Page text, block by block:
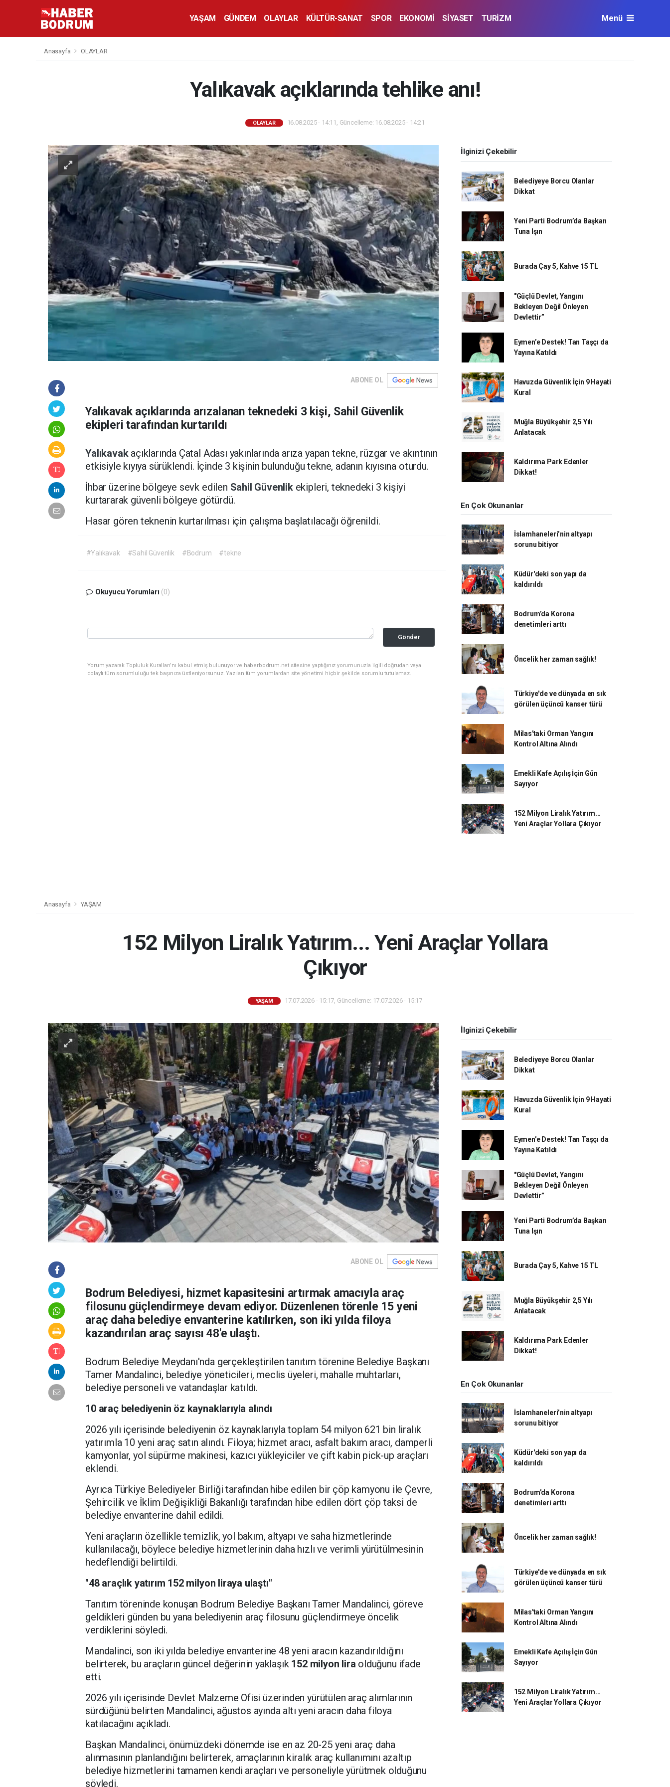
YAŞAM GÜNDEM OLAYLAR KÜLTÜR-SANAT SPOR EKONOMİ SİYASET TURİZM Menü
Anasayfa OLAYLAR
Yalıkavak açıklarında tehlike anı!
OLAYLAR 16.08.2025 - 14:11, Güncelleme: 16.08.2025 - 14:21
ABONE OL
Yalıkavak açıklarında arızalanan teknedeki 3 kişi, Sahil Güvenlik
ekipleri tarafından kurtarıldı
Yalıkavak açıklarında Çatal Adası yakınlarında arıza yapan tekne, rüzgar ve akıntının
etkisiyle kıyıya sürüklendi. İçinde 3 kişinin bulunduğu tekne, adanın kıyısına oturdu.
İhbar üzerine bölgeye sevk edilen Sahil Güvenlik ekipleri, teknedeki 3 kişiyi
kurtararak güvenli bölgeye götürdü.
Hasar gören teknenin kurtarılması için çalışma başlatılacağı öğrenildi.
#Yalıkavak #Sahil Güvenlik #Bodrum #tekne
Okuyucu Yorumları (0)
Gönder
Yorum yazarak Topluluk Kuralları’nı kabul etmiş bulunuyor ve haberbodrum.net sitesine yaptığınız yorumunuzla ilgili doğrudan veya
dolaylı tüm sorumluluğu tek başınıza üstleniyorsunuz. Yazılan tüm yorumlardan site yönetimi hiçbir şekilde sorumlu tutulamaz.
İlginizi Çekebilir
Belediyeye Borcu Olanlar
Dikkat
Yeni Parti Bodrum’da Başkan
Tuna Işın
Burada Çay 5, Kahve 15 TL
"Güçlü Devlet, Yangını
Bekleyen Değil Önleyen
Devlettir”
Eymen’e Destek! Tan Taşçı da
Yayına Katıldı
Havuzda Güvenlik İçin 9 Hayati
Kural
Muğla Büyükşehir 2,5 Yılı
Anlatacak
Kaldırıma Park Edenler
Dikkat!
En Çok Okunanlar
İslamhaneleri’nin altyapı
sorunu bitiyor
Küdür'deki son yapı da
kaldırıldı
Bodrum’da Korona
denetimleri arttı
Öncelik her zaman sağlık!
Türkiye'de ve dünyada en sık
görülen üçüncü kanser türü
Milas'taki Orman Yangını
Kontrol Altına Alındı
Emekli Kafe Açılış İçin Gün
Sayıyor
152 Milyon Liralık Yatırım...
Yeni Araçlar Yollara Çıkıyor
Anasayfa YAŞAM
152 Milyon Liralık Yatırım... Yeni Araçlar Yollara
Çıkıyor
YAŞAM 17.07.2026 - 15:17, Güncelleme: 17.07.2026 - 15:17
ABONE OL
Bodrum Belediyesi, hizmet kapasitesini artırmak amacıyla araç
filosunu güçlendirmeye devam ediyor. Düzenlenen törenle 15 yeni
araç daha belediye envanterine katılırken, son iki yılda filoya
kazandırılan araç sayısı 48'e ulaştı.
Bodrum Belediye Meydanı'nda gerçekleştirilen tanıtım törenine Belediye Başkanı
Tamer Mandalinci, belediye yöneticileri, meclis üyeleri, mahalle muhtarları,
belediye personeli ve vatandaşlar katıldı.
10 araç belediyenin öz kaynaklarıyla alındı
2026 yılı içerisinde belediyenin öz kaynaklarıyla toplam 54 milyon 621 bin liralık
yatırımla 10 yeni araç satın alındı. Filoya; hizmet aracı, asfalt bakım aracı, damperli
kamyonlar, yol süpürme makinesi, kazıcı yükleyiciler ve çift kabin pick-up araçları
eklendi.
Ayrıca Türkiye Belediyeler Birliği tarafından hibe edilen bir çöp kamyonu ile Çevre,
Şehircilik ve İklim Değişikliği Bakanlığı tarafından hibe edilen dört çöp taksi de
belediye envanterine dahil edildi.
Yeni araçların özellikle temizlik, yol bakım, altyapı ve saha hizmetlerinde
kullanılacağı, böylece belediye hizmetlerinin daha hızlı ve verimli yürütülmesinin
hedeflendiği belirtildi.
"48 araçlık yatırım 152 milyon liraya ulaştı"
Tanıtım töreninde konuşan Bodrum Belediye Başkanı Tamer Mandalinci, göreve
geldikleri günden bu yana belediyenin araç filosunu güçlendirmeye öncelik
verdiklerini söyledi.
Mandalinci, son iki yılda belediye envanterine 48 yeni aracın kazandırıldığını
belirterek, bu araçların güncel değerinin yaklaşık 152 milyon lira olduğunu ifade
etti.
2026 yılı içerisinde Devlet Malzeme Ofisi üzerinden yürütülen araç alımlarının
sürdüğünü belirten Mandalinci, ağustos ayında altı yeni aracın daha filoya
katılacağını açıkladı.
Başkan Mandalinci, önümüzdeki dönemde ise en az 20-25 yeni araç daha
alınmasının planlandığını belirterek, amaçlarının kiralık araç kullanımını azaltıp
belediye hizmetlerini tamamen kendi araçları ve personeliyle yürütmek olduğunu
söyledi.
İlginizi Çekebilir
Belediyeye Borcu Olanlar
Dikkat
Havuzda Güvenlik İçin 9 Hayati
Kural
Eymen’e Destek! Tan Taşçı da
Yayına Katıldı
"Güçlü Devlet, Yangını
Bekleyen Değil Önleyen
Devlettir”
Yeni Parti Bodrum’da Başkan
Tuna Işın
Burada Çay 5, Kahve 15 TL
Muğla Büyükşehir 2,5 Yılı
Anlatacak
Kaldırıma Park Edenler
Dikkat!
En Çok Okunanlar
İslamhaneleri’nin altyapı
sorunu bitiyor
Küdür'deki son yapı da
kaldırıldı
Bodrum’da Korona
denetimleri arttı
Öncelik her zaman sağlık!
Türkiye'de ve dünyada en sık
görülen üçüncü kanser türü
Milas'taki Orman Yangını
Kontrol Altına Alındı
Emekli Kafe Açılış İçin Gün
Sayıyor
152 Milyon Liralık Yatırım...
Yeni Araçlar Yollara Çıkıyor